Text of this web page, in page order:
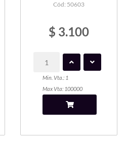
Cód: 50603
$ 3.100
Min. Vta.: 1
Max Vta: 100000